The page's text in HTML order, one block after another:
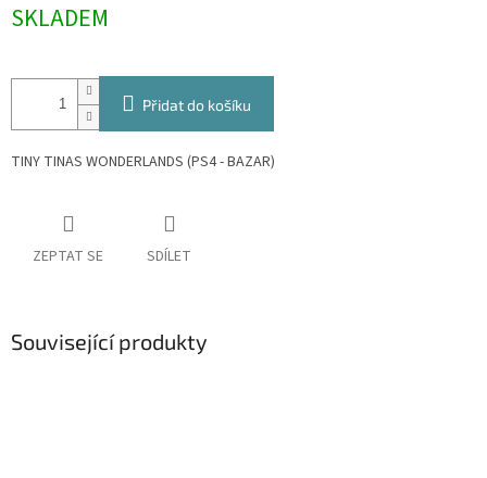
cena:
SKLADEM
Přidat do košíku
TINY TINAS WONDERLANDS (PS4 - BAZAR)
ZEPTAT SE SDÍLET
Související produkty